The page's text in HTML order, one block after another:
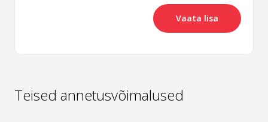
Vaata lisa
Teised annetusvõimalused